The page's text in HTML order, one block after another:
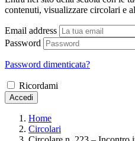
contenuti, visualizzare circolari e
Email address
Password
Password dimenticata?
Ricordami
Accedi
Home
Circolari